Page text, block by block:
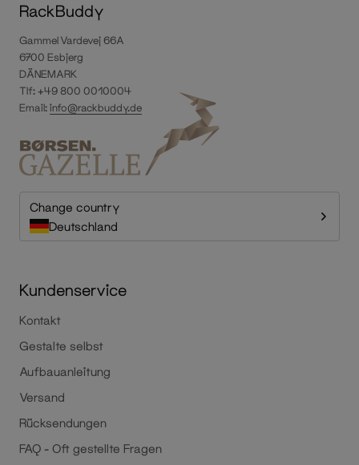
RackBuddy
Gammel Vardevej 66A
6700 Esbjerg
DÄNEMARK
Tlf: +49 800 0010004
Email:info@rackbuddy.de
Change country
Deutschland
Kundenservice
Kontakt
Gestalte selbst
Aufbauanleitung
Versand
Rücksendungen
FAQ - Oft gestellte Fragen